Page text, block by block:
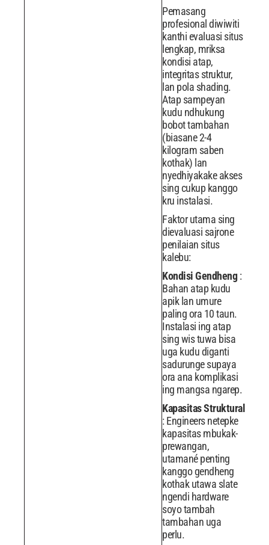
Pemasang
profesional diwiwiti
kanthi evaluasi situs
lengkap, mriksa
kondisi atap,
integritas struktur,
lan pola shading.
Atap sampeyan
kudu ndhukung
bobot tambahan
(biasane 2-4
kilogram saben
kothak) lan
nyedhiyakake akses
sing cukup kanggo
kru instalasi.
Faktor utama sing
dievaluasi sajrone
penilaian situs
kalebu:
Kondisi Gendheng:
Bahan atap kudu
apik lan umure
paling ora 10 taun.
Instalasi ing atap
sing wis tuwa bisa
uga kudu diganti
sadurunge supaya
ora ana komplikasi
ing mangsa ngarep.
Kapasitas Struktural
: Engineers netepke
kapasitas mbukak-
prewangan,
utamané penting
kanggo gendheng
kothak utawa slate
ngendi hardware
soyo tambah
tambahan uga
perlu.